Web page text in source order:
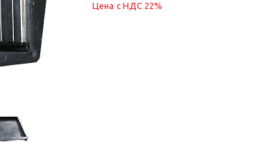
Цена с НДС 22%